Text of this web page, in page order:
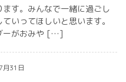
す。みんなで一緒に過ごし
いってほしいと思います。
ーがおみや […]
月31日